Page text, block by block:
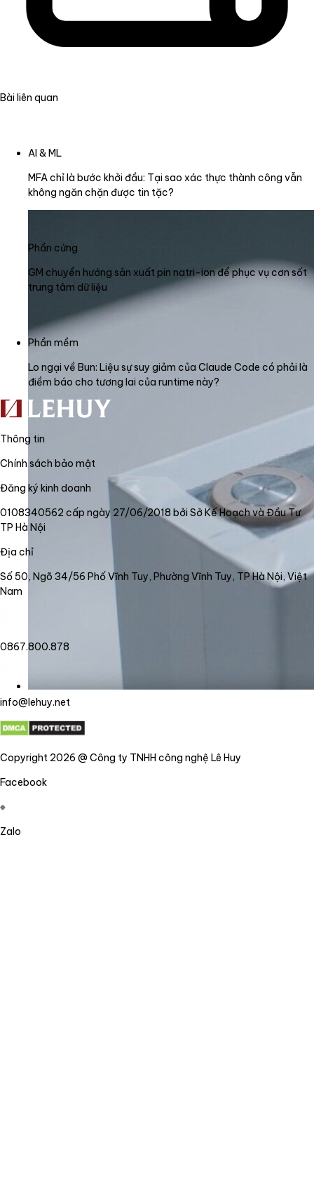
Bài liên quan
AI & ML
MFA chỉ là bước khởi đầu: Tại sao xác thực thành công vẫn
không ngăn chặn được tin tặc?
Phần cứng
GM chuyển hướng sản xuất pin natri-ion để phục vụ cơn sốt
trung tâm dữ liệu
Phần mềm
Lo ngại về Bun: Liệu sự suy giảm của Claude Code có phải là
điềm báo cho tương lai của runtime này?
Thông tin
Chính sách bảo mật
Đăng ký kinh doanh
0108340562 cấp ngày 27/06/2018 bởi Sở Kế Hoạch và Đầu Tư
TP Hà Nội
Địa chỉ
Số 50, Ngõ 34/56 Phố Vĩnh Tuy, Phường Vĩnh Tuy, TP Hà Nội, Việt
Nam
0867.800.878
info@lehuy.net
Copyright 2026 @ Công ty TNHH công nghệ Lê Huy
Facebook
Zalo